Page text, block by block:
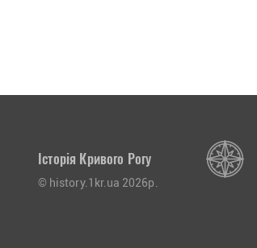
Історія Кривого Рогу
© history.1kr.ua 2026р.